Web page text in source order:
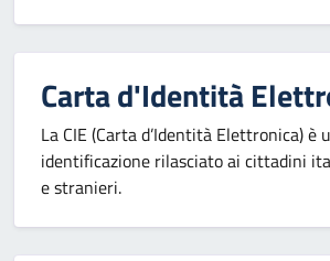
Carta d'Identità
La CIE (Carta d’Identità Elettronica) è
identificazione rilasciato ai cittadini
e stranieri.